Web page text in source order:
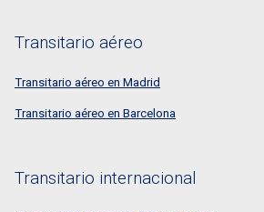
Transitario aéreo
Transitario aéreo en Madrid
Transitario aéreo en Barcelona
Transitario internacional